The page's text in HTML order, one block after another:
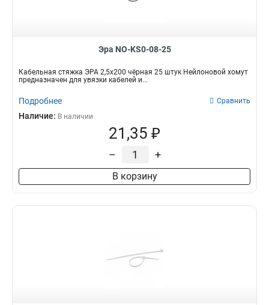
Эра NO-KS0-08-25
Кабельная стяжка ЭРА 2,5х200 чёрная 25 штук Нейлоновой хомут
предназначен для увязки кабелей и...
Подробнее Сравнить
Наличие: В наличии
21,35 ₽
– +
В корзину